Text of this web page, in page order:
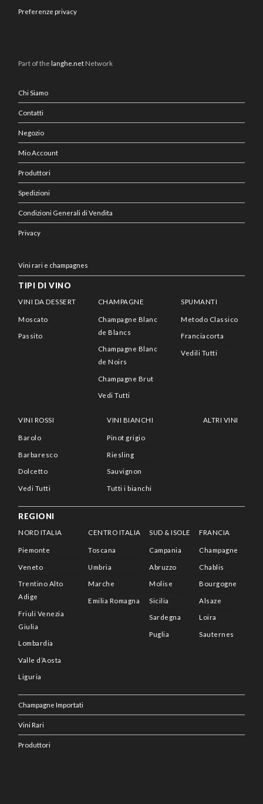
Preferenze privacy
Part of the langhe.net Network
Chi Siamo
Contatti
Negozio
Mio Account
Produttori
Spedizioni
Condizioni Generali di Vendita
Privacy
Vini rari e champagnes
TIPI DI VINO
VINI DA DESSERT
Moscato
Passito
CHAMPAGNE
Champagne Blanc
de Blancs
Champagne Blanc
de Noirs
Champagne Brut
Vedi Tutti
SPUMANTI
Metodo Classico
Franciacorta
Vedili Tutti
VINI ROSSI
Barolo
Barbaresco
Dolcetto
Vedi Tutti
VINI BIANCHI
Pinot grigio
Riesling
Sauvignon
Tutti i bianchi
ALTRI VINI
REGIONI
NORD ITALIA
Piemonte
Veneto
Trentino Alto
Adige
Friuli Venezia
Giulia
Lombardia
Valle d’Aosta
Liguria
CENTRO ITALIA
Toscana
Umbria
Marche
Emilia Romagna
SUD & ISOLE
Campania
Abruzzo
Molise
Sicilia
Sardegna
Puglia
FRANCIA
Champagne
Chablis
Bourgogne
Alsaze
Loira
Sauternes
Champagne Importati
Vini Rari
Produttori